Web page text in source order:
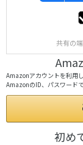
共有の
Amazonアカウントを利用
AmazonのID、パスワード
初め